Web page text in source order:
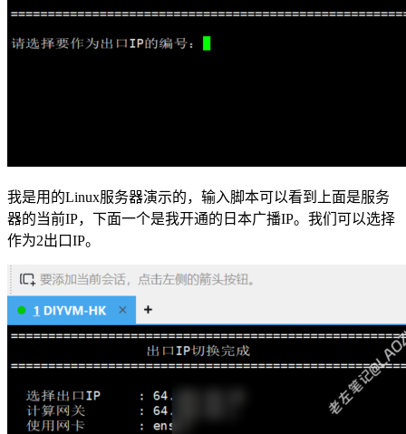
我是用的Linux服务器演示的，输入脚本可以看到上面是服务
器的当前IP，下面一个是我开通的日本广播IP。我们可以选择
作为2出口IP。